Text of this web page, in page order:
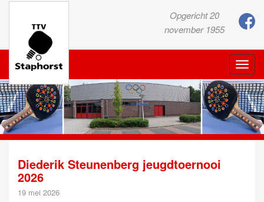
Opgericht 20
november 1955
Toggle
Diederik Steunenberg jeugdtoernooi
2026
19 mei 2026